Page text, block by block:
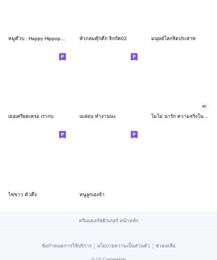
หัวกลมดุ๊กดิ๊ก จิกกัด02 มนุษย์โลกจิตประสาท
เธอเครียดเหรอ เรากบ เมล่อน ทำงานนะ โมโม่ น่ารัก ความจริงในใจ แบบ บิ๊ก บิ๊ก
ไข่ขาว ตัวตึง หนูลูกเองจ้า
ครีเอเตอร์สติกเกอร์ หน้าหลัก
ข้อกำหนดการใช้บริการ | นโยบายความเป็นส่วนตัว | ช่วยเหลือ